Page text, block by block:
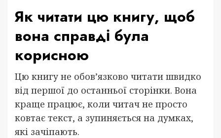
Як читати цю книгу, щоб
вона справді була
корисною
Цю книгу не обов’язково читати швидко
від першої до останньої сторінки. Вона
краще працює, коли читач не просто
ковтає текст, а зупиняється на думках,
які зачіпають.